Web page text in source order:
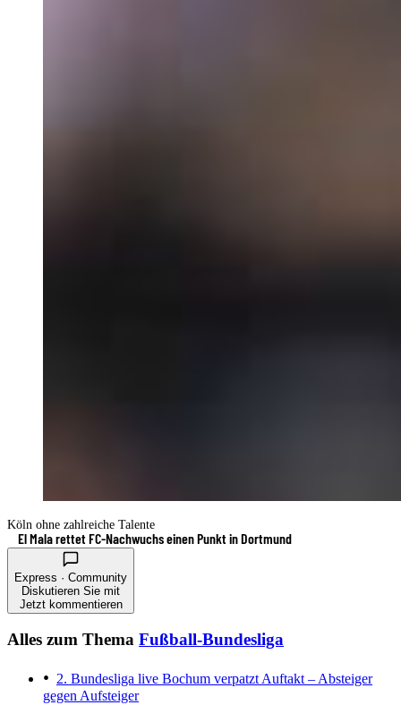
Köln ohne zahlreiche Talente
El Mala rettet FC-Nachwuchs einen Punkt in Dortmund
Express · Community
Diskutieren Sie mit
Jetzt kommentieren
Alles zum Thema Fußball-Bundesliga
2. Bundesliga live Bochum verpatzt Auftakt – Absteiger
gegen Aufsteiger